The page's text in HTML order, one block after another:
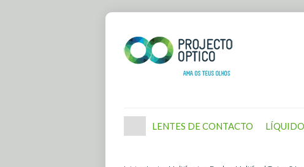
LENTES DE CONTACTO